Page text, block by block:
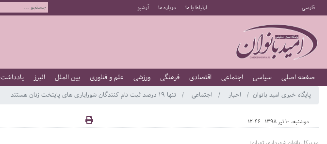
فارسی ارتباط با ما درباره ما آرشیو
صفحه اصلی سیاسی اجتماعی اقتصادی فرهنگی ورزشی علم و فناوری بین الملل البرز یادداشت
پایگاه خبری امید بانوان اخبار اجتماعی تنها ۱۹ درصد ثبت نام کنندگان شورایاری های پایتخت زنان هستند
دوشنبه، 10 تیر 1398 - 12:46